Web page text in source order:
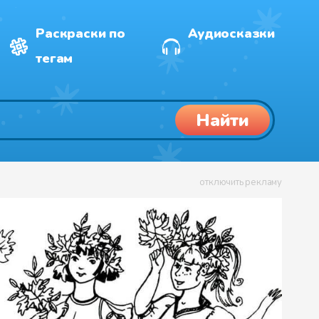
Раскраски по
тегам
Аудиосказки
Найти
отключить рекламу